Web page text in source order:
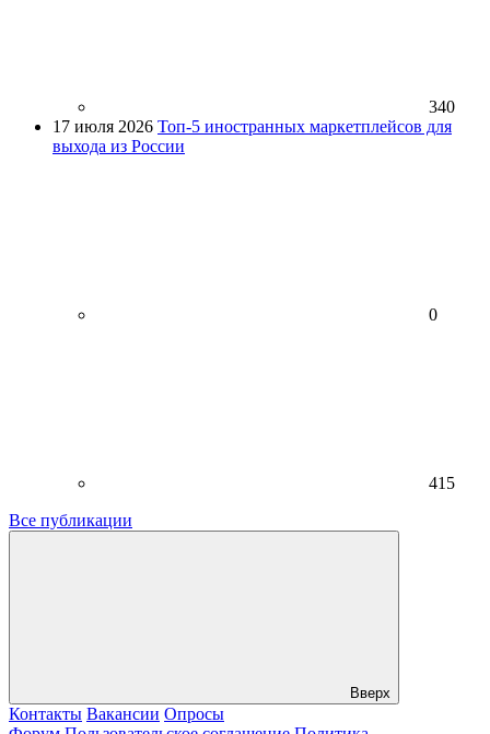
340
17 июля 2026 Топ-5 иностранных маркетплейсов для
выхода из России
0
415
Все публикации
Вверх
Контакты Вакансии Опросы